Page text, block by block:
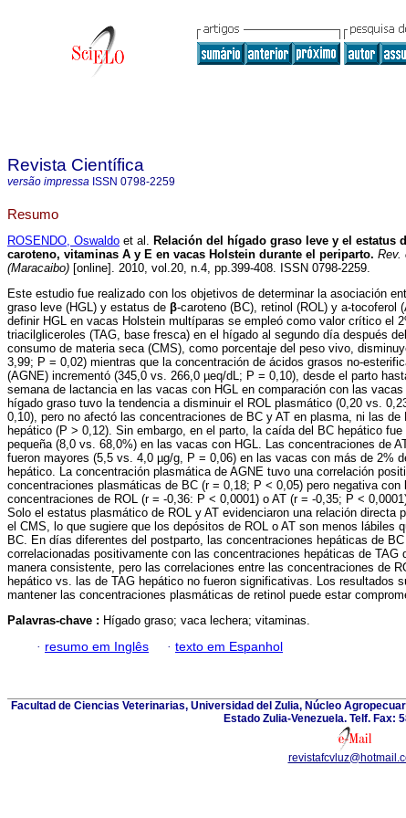
Revista Científica
versão impressa ISSN 0798-2259
Resumo
ROSENDO, Oswaldo et al. Relación del hígado graso leve y el estatus
caroteno, vitaminas A y E en vacas Holstein durante el periparto. Rev.
(Maracaibo) [online]. 2010, vol.20, n.4, pp.399-408. ISSN 0798-2259.
Este estudio fue realizado con los objetivos de determinar la asociación
graso leve (HGL) y estatus de β-caroteno (BC), retinol (ROL) y a-tocoferol
definir HGL en vacas Holstein multíparas se empleó como valor crítico el
triacilgliceroles (TAG, base fresca) en el hígado al segundo día después
consumo de materia seca (CMS), como porcentaje del peso vivo,
3,99; P = 0,02) mientras que la concentración de ácidos grasos no-
(AGNE) incrementó (345,0 vs. 266,0 µeq/dL; P = 0,10), desde el parto
semana de lactancia en las vacas con HGL en comparación con las vacas
hígado graso tuvo la tendencia a disminuir el ROL plasmático (0,20 vs.
0,10), pero no afectó las concentraciones de BC y AT en plasma, ni las de
hepático (P > 0,12). Sin embargo, en el parto, la caída del BC hepático fue
pequeña (8,0 vs. 68,0%) en las vacas con HGL. Las concentraciones de
fueron mayores (5,5 vs. 4,0 µg/g, P = 0,06) en las vacas con más de 2%
hepático. La concentración plasmática de AGNE tuvo una correlación
concentraciones plasmáticas de BC (r = 0,18; P < 0,05) pero negativa con
concentraciones de ROL (r = -0,36: P < 0,0001) o AT (r = -0,35; P <
Solo el estatus plasmático de ROL y AT evidenciaron una relación directa
el CMS, lo que sugiere que los depósitos de ROL o AT son menos lábiles
BC. En días diferentes del postparto, las concentraciones hepáticas de
correlacionadas positivamente con las concentraciones hepáticas de TAG
manera consistente, pero las correlaciones entre las concentraciones de
hepático vs. las de TAG hepático no fueron significativas. Los resultados
mantener las concentraciones plasmáticas de retinol puede estar
Palavras-chave : Hígado graso; vaca lechera; vitaminas.
· resumo em Inglês · texto em Espanhol
Facultad de Ciencias Veterinarias, Universidad del Zulia, Núcleo
Estado Zulia-Venezuela. Telf. Fax: